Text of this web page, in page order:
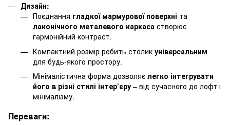
Дизайн:
Поєднання гладкої мармурової поверхні та
лаконічного металевого каркаса створює
гармонійний контраст.
Компактний розмір робить столик універсальним
для будь-якого простору.
Мінімалістична форма дозволяє легко інтегрувати
його в різні стилі інтер’єру – від сучасного до лофт і
мінімалізму.
Переваги: